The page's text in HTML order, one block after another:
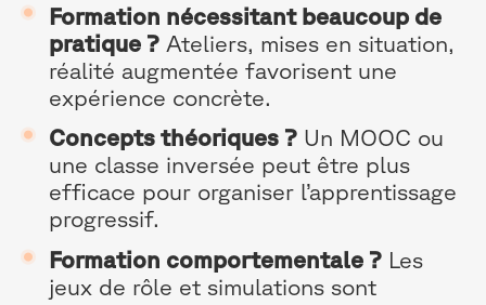
Formation nécessitant beaucoup de
pratique ?Ateliers, mises en situation,
réalité augmentée favorisent une
expérience concrète.
Concepts théoriques ?Un MOOC ou
une classe inversée peut être plus
efficace pour organiser l’apprentissage
progressif.
Formation comportementale ?Les
jeux de rôle et simulations sont